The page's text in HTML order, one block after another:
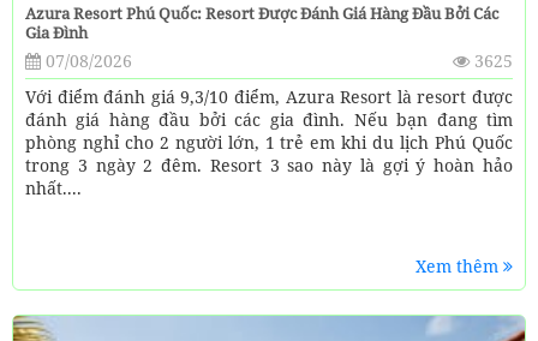
Azura Resort Phú Quốc: Resort Được Đánh Giá Hàng Đầu Bởi Các
Gia Đình
07/08/2026
3625
Với điểm đánh giá 9,3/10 điểm, Azura Resort là resort được
đánh giá hàng đầu bởi các gia đình. Nếu bạn đang tìm
phòng nghỉ cho 2 người lớn, 1 trẻ em khi du lịch Phú Quốc
trong 3 ngày 2 đêm. Resort 3 sao này là gợi ý hoàn hảo
nhất....
Xem thêm